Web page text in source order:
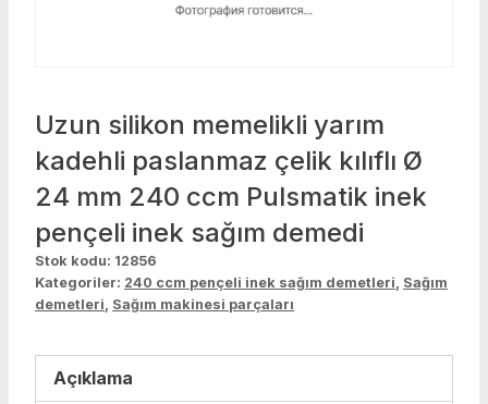
Uzun silikon memelikli yarım
kadehli paslanmaz çelik kılıflı Ø
24 mm 240 ccm Pulsmatik inek
pençeli inek sağım demedi
Stok kodu: 12856
Kategoriler: 240 ccm pençeli inek sağım demetleri, Sağım
demetleri, Sağım makinesi parçaları
Açıklama